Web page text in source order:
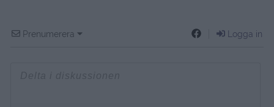
Prenumerera Logga in